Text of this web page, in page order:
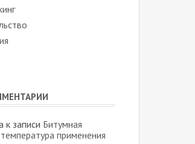
к записи Битумная
применения